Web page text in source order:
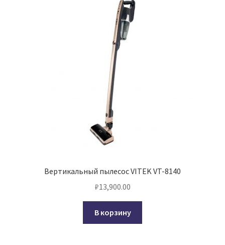
Вертикальный пылесос VITEK VT-8140
₽13,900.00
В корзину